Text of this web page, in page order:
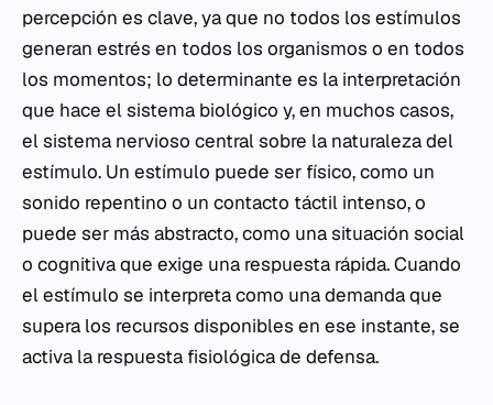
percepción es clave, ya que no todos los estímulos
generan estrés en todos los organismos o en todos
los momentos; lo determinante es la interpretación
que hace el sistema biológico y, en muchos casos,
el sistema nervioso central sobre la naturaleza del
estímulo. Un estímulo puede ser físico, como un
sonido repentino o un contacto táctil intenso, o
puede ser más abstracto, como una situación social
o cognitiva que exige una respuesta rápida. Cuando
el estímulo se interpreta como una demanda que
supera los recursos disponibles en ese instante, se
activa la respuesta fisiológica de defensa.